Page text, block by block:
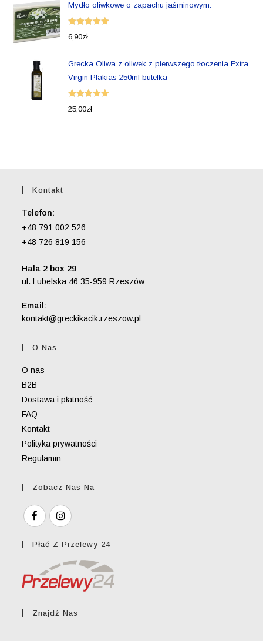
Mydło oliwkowe o zapachu jaśminowym.
Oceniono
6,90zł
Grecka Oliwa z oliwek z pierwszego tłoczenia Extra
Virgin Plakias 250ml butelka
Oceniono
25,00zł
Kontakt
Telefon:
+48 791 002 526
+48 726 819 156
Hala 2 box 29
ul. Lubelska 46 35-959 Rzeszów
Email:
kontakt@greckikacik.rzeszow.pl
O Nas
O nas
B2B
Dostawa i płatność
FAQ
Kontakt
Polityka prywatności
Regulamin
Zobacz Nas Na
Płać Z Przelewy 24
Znajdź Nas